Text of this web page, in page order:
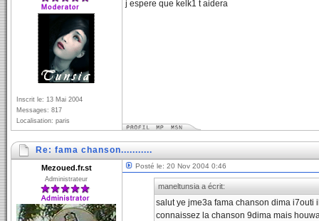
Inscrit le: 13 Mai 2004
Messages: 817
Localisation: paris
j espere que kelk1 t aidera
Re: fama chanson...........
Mezoued.fr.st
Administrateur
Posté le: 20 Nov 2004 0:46
maneltunsia a écrit:
salut ye jme3a fama chanson dima i7outi
connaissez la chanson 9dima mais